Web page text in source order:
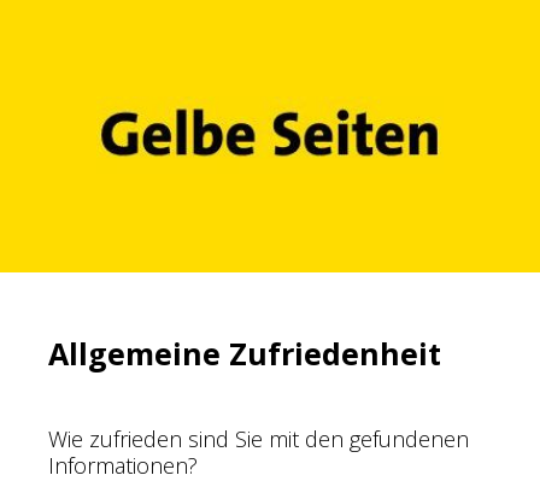
Allgemeine Zufriedenheit
Wie zufrieden sind Sie mit den gefundenen
Informationen?